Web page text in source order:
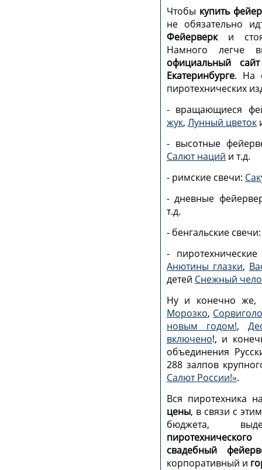
Чтобы купить
не обязательно
Фейерверки
Намного легче
официальный
Екатеринбурге. На
пиротехнических
- вращающиеся
жук, Лунный цветок
- высотные
Салют наций и т.д.
- римские свечи:
- дневные
т.д.
- бенгальские
-
Анютины глазки,
детей Снежный
Ну и конечно же,
Морозко,
новым годом!,
включено!, и
объединения
288 залпов
Салют России!».
Вся пиротехника
цены, в связи с
бюджета,
свадебный
корпоративный и